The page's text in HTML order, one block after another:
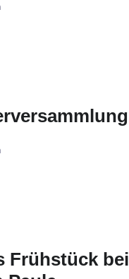
Frühstück bei